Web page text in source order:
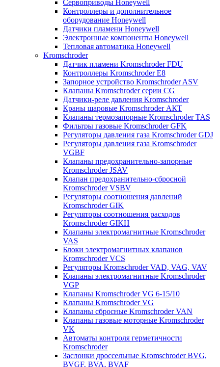
Сервоприводы Honeywell
Контроллеры и дополнительное
оборудование Honeywell
Датчики пламени Honeywell
Электронные компоненты Honeywell
Тепловая автоматика Honeywell
Kromschroder
Датчик пламени Kromschroder FDU
Контроллеры Kromschroder E8
Запорное устройство Kromschroder ASV
Клапаны Kromschroder серии CG
Датчики-реле давления Kromschroder
Краны шаровые Kromschroder АКТ
Клапаны термозапорные Kromschroder TAS
Фильтры газовые Kromschroder GFK
Регуляторы давления газа Kromschroder GDJ
Регуляторы давления газа Kromschroder
VGBF
Клапаны предохранительно-запорные
Kromschroder JSAV
Клапан предохранительно-сбросной
Kromschroder VSBV
Регуляторы соотношения давлений
Kromschroder GIK
Регуляторы соотношения расходов
Kromschroder GIKH
Клапаны электромагнитные Kromschroder
VAS
Блоки электромагнитных клапанов
Kromschroder VCS
Регуляторы Kromschroder VAD, VAG, VAV
Клапаны электромагнитные Kromschroder
VGP
Клапаны Kromschroder VG 6-15/10
Клапаны Kromschroder VG
Клапаны сбросные Kromschroder VAN
Клапаны газовые моторные Kromschroder
VK
Автоматы контроля герметичности
Kromschroder
Заслонки дроссельные Kromschroder BVG,
BVGF, BVA, BVAF